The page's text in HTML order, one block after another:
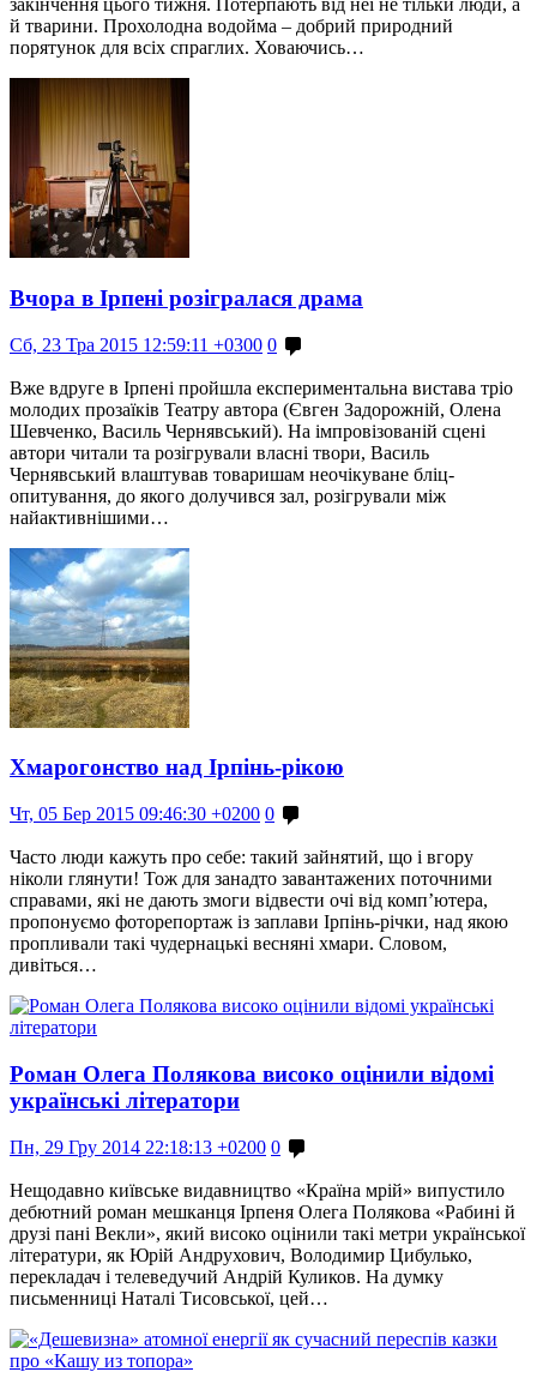
закінчення цього тижня. Потерпають від неї не тільки люди, а
й тварини. Прохолодна водойма – добрий природний
порятунок для всіх спраглих. Ховаючись…
Вчора в Ірпені розігралася драма
Сб, 23 Тра 2015 12:59:11 +0300 0
Вже вдруге в Ірпені пройшла експериментальна вистава тріо
молодих прозаїків Театру автора (Євген Задорожній, Олена
Шевченко, Василь Чернявський). На імпровізованій сцені
автори читали та розігрували власні твори, Василь
Чернявський влаштував товаришам неочікуване бліц-
опитування, до якого долучився зал, розігрували між
найактивнішими…
Хмарогонство над Ірпінь-рікою
Чт, 05 Бер 2015 09:46:30 +0200 0
Часто люди кажуть про себе: такий зайнятий, що і вгору
ніколи глянути! Тож для занадто завантажених поточними
справами, які не дають змоги відвести очі від комп’ютера,
пропонуємо фоторепортаж із заплави Ірпінь-річки, над якою
пропливали такі чудернацькі весняні хмари. Словом,
дивіться…
Роман Олега Полякова високо оцінили відомі
українські літератори
Пн, 29 Гру 2014 22:18:13 +0200 0
Нещодавно київське видавництво «Країна мрій» випустило
дебютний роман мешканця Ірпеня Олега Полякова «Рабині й
друзі пані Векли», який високо оцінили такі метри української
літератури, як Юрій Андрухович, Володимир Цибулько,
перекладач і телеведучий Андрій Куликов. На думку
письменниці Наталі Тисовської, цей…